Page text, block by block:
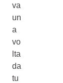
va
un
a
vo
lta
da
tu